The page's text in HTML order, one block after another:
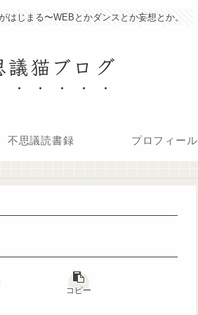
はじまる〜WEBとかダンスとか妄想とか。
議猫ブログ
不思議読書録 プロフィール
コピー